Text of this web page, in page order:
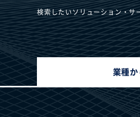
検索したいソリューション・サ
業種